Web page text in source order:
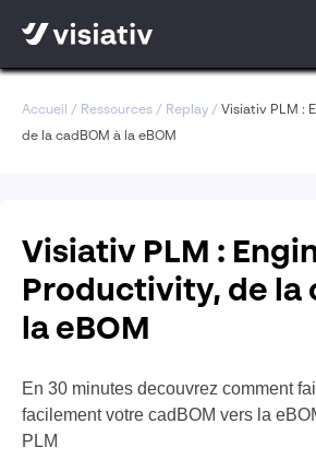
Accueil / Ressources / Replay / Visiativ PLM :
de la cadBOM à la eBOM
Visiativ PLM :
Productivity, de la
la eBOM
En 30 minutes decouvrez comment
facilement votre cadBOM vers la
PLM